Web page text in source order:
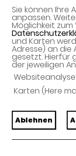
Sie können Ihre
anpassen.
Möglichkeit
und Karten
Adresse) an die
gesetzt. Hierfür
der jeweiligen
Websiteanalyse
Karten (Here
Ablehnen
Ihre Daten
Vorname*
E-Mail*